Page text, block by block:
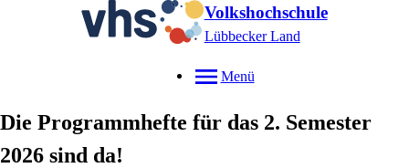
Volkshochschule
Lübbecker Land
Menü
Die Programmhefte für das 2. Semester
2026 sind da!